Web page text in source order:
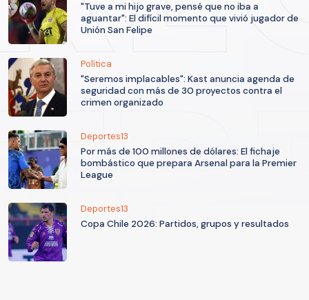
"Tuve a mi hijo grave, pensé que no iba a
aguantar": El difícil momento que vivió jugador de
Unión San Felipe
Política
"Seremos implacables": Kast anuncia agenda de
seguridad con más de 30 proyectos contra el
crimen organizado
Deportes13
Por más de 100 millones de dólares: El fichaje
bombástico que prepara Arsenal para la Premier
League
Deportes13
Copa Chile 2026: Partidos, grupos y resultados